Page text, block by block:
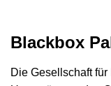
Blackbox
Die Gesellschaft